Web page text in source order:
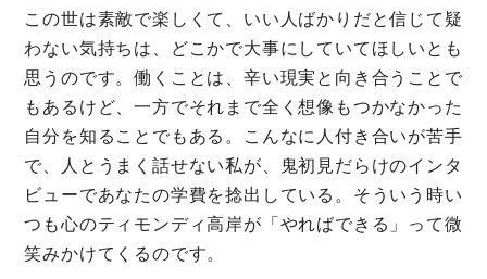
この世は素敵で楽しくて、いい人ばかりだと信じて疑
わない気持ちは、どこかで大事にしていてほしいとも
思うのです。働くことは、辛い現実と向き合うことで
もあるけど、一方でそれまで全く想像もつかなかった
自分を知ることでもある。こんなに人付き合いが苦手
で、人とうまく話せない私が、鬼初見だらけのインタ
ビューであなたの学費を捻出している。そういう時い
つも心のティモンディ高岸が「やればできる」って微
笑みかけてくるのです。